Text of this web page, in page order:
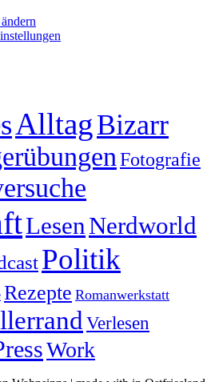
AlltagBizarr
Fotografie
LesenNerdworld
Politik
Rezepte Romanwerkstatt
Verlesen
Work